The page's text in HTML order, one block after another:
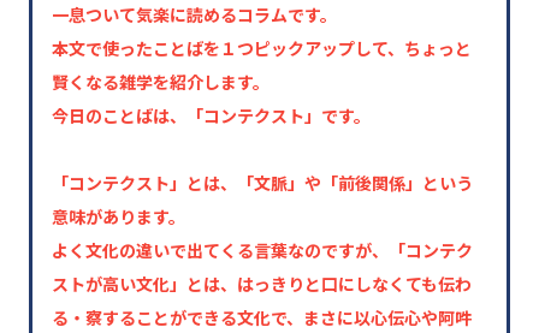
一息ついて気楽に読めるコラムです。
本文で使ったことばを１つピックアップして、ちょっと
賢くなる雑学を紹介します。
今日のことばは、「コンテクスト」です。
「コンテクスト」とは、「文脈」や「前後関係」という
意味があります。
よく文化の違いで出てくる言葉なのですが、「コンテク
ストが高い文化」とは、はっきりと口にしなくても伝わ
る・察することができる文化で、まさに以心伝心や阿吽